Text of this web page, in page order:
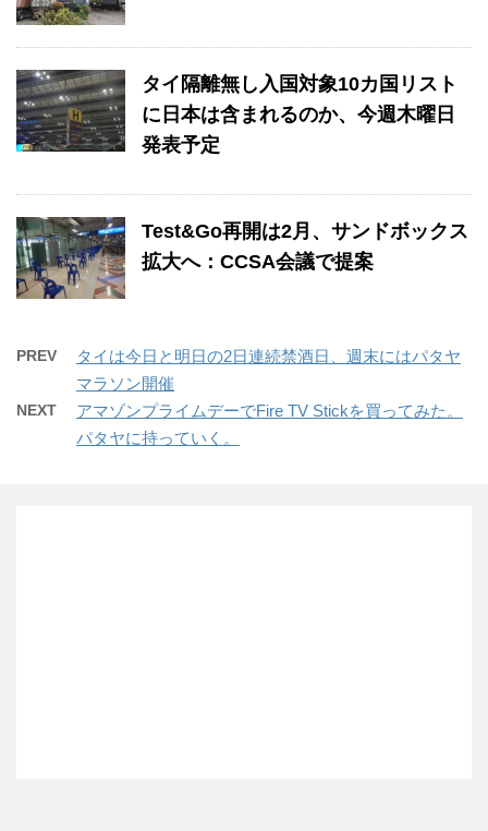
タイ隔離無し入国対象10カ国リスト
に日本は含まれるのか、今週木曜日
発表予定
Test&Go再開は2月、サンドボックス
拡大へ：CCSA会議で提案
PREV
タイは今日と明日の2日連続禁酒日、週末にはパタヤ
マラソン開催
NEXT
アマゾンプライムデーでFire TV Stickを買ってみた。
パタヤに持っていく。